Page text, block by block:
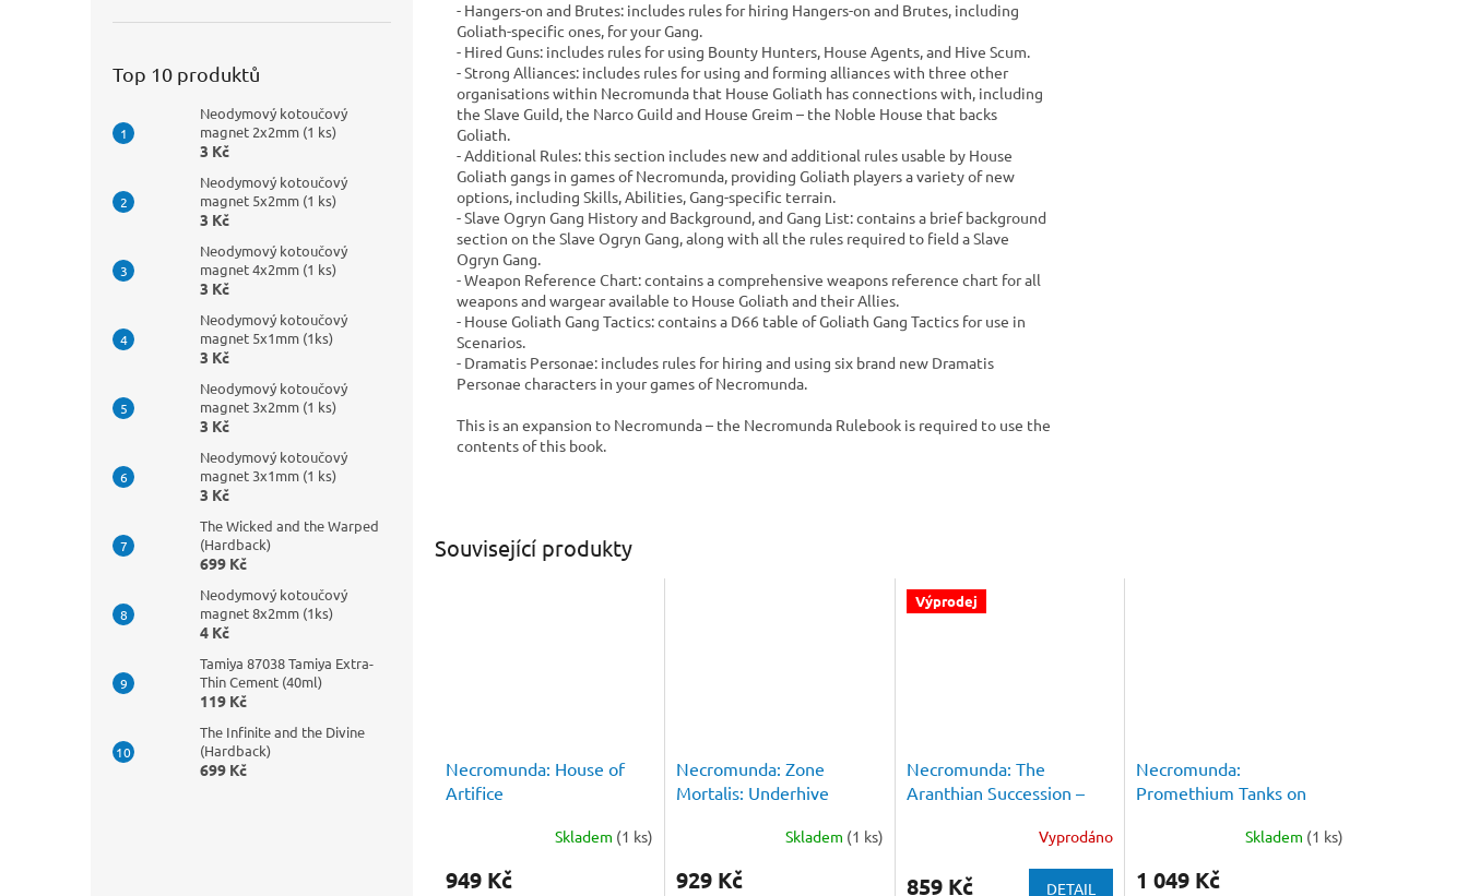
Top 10 produktů
Neodymový kotoučový
magnet 2x2mm (1 ks)
3 Kč
Neodymový kotoučový
magnet 5x2mm (1 ks)
3 Kč
Neodymový kotoučový
magnet 4x2mm (1 ks)
3 Kč
Neodymový kotoučový
magnet 5x1mm (1ks)
3 Kč
Neodymový kotoučový
magnet 3x2mm (1 ks)
3 Kč
Neodymový kotoučový
magnet 3x1mm (1 ks)
3 Kč
The Wicked and the Warped
(Hardback)
699 Kč
Neodymový kotoučový
magnet 8x2mm (1ks)
4 Kč
Tamiya 87038 Tamiya Extra-
Thin Cement (40ml)
119 Kč
The Infinite and the Divine
(Hardback)
699 Kč
Související produkty
Necromunda: House of
Artifice
Skladem (1 ks)
949 Kč
Necromunda: Zone
Mortalis: Underhive
Skladem (1 ks)
929 Kč
Výprodej
Necromunda: The
Aranthian Succession –
Vyprodáno
859 Kč DETAIL
Necromunda:
Promethium Tanks on
Skladem (1 ks)
1 049 Kč
- Hangers-on and Brutes: includes rules for hiring Hangers-on and Brutes, including
Goliath-specific ones, for your Gang.
- Hired Guns: includes rules for using Bounty Hunters, House Agents, and Hive Scum.
- Strong Alliances: includes rules for using and forming alliances with three other
organisations within Necromunda that House Goliath has connections with, including
the Slave Guild, the Narco Guild and House Greim – the Noble House that backs
Goliath.
- Additional Rules: this section includes new and additional rules usable by House
Goliath gangs in games of Necromunda, providing Goliath players a variety of new
options, including Skills, Abilities, Gang-specific terrain.
- Slave Ogryn Gang History and Background, and Gang List: contains a brief background
section on the Slave Ogryn Gang, along with all the rules required to field a Slave
Ogryn Gang.
- Weapon Reference Chart: contains a comprehensive weapons reference chart for all
weapons and wargear available to House Goliath and their Allies.
- House Goliath Gang Tactics: contains a D66 table of Goliath Gang Tactics for use in
Scenarios.
- Dramatis Personae: includes rules for hiring and using six brand new Dramatis
Personae characters in your games of Necromunda.
This is an expansion to Necromunda – the Necromunda Rulebook is required to use the
contents of this book.